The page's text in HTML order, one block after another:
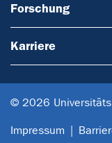
Forschung
Karriere
© 2026
Impressum